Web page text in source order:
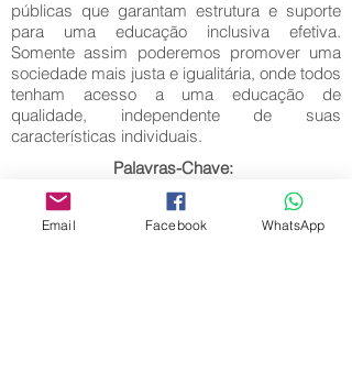
públicas que garantam estrutura e suporte
para uma educação inclusiva efetiva.
Somente assim poderemos promover uma
sociedade mais justa e igualitária, onde todos
tenham acesso a uma educação de
qualidade, independente de suas
características individuais.
Palavras-Chave:
Educação; Braille; Ensino.
Email Facebook WhatsApp